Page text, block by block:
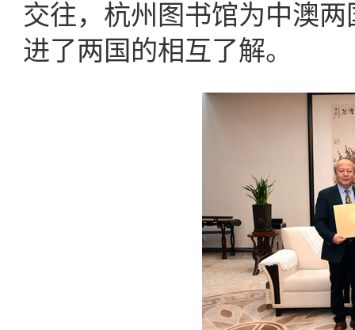
交往，杭州图书馆为中澳
进了两国的相互了解。